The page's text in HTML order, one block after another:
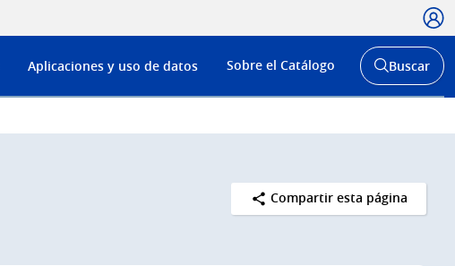
Menú
de
Aplicaciones y uso de datos Sobre el Catálogo
Abrir
buscador
Buscar
Compartir esta página